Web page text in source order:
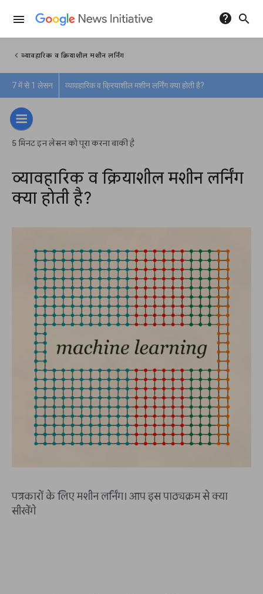
menu help search
chevron_left व्यावहारिक व क्रियाशील मशीन लर्निंग
7 में से 1 लेसन व्यावहारिक व क्रियाशील मशीन लर्निंग क्या होती है?
5 मिनट इन लेसन को पूरा करना बाकी है
व्यावहारिक व क्रियाशील मशीन लर्निंग
क्या होती है?
पत्रकारों के लिए मशीन लर्निंग। आप इस पाठ्यक्रम से क्या
सीखेंगे